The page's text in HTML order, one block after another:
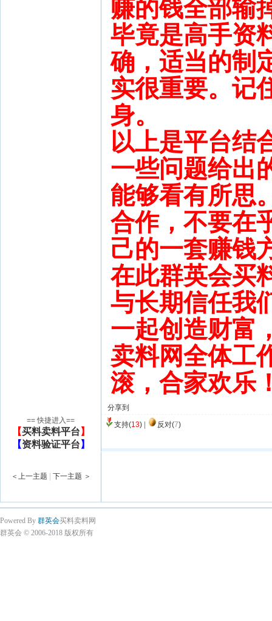
赚的钱全部输
毕竟是高手资
确，适当的制
实很重要。记
身。
以上是平台结
一些问题给出
能够看有所思
合作，不要在
己的一套赚钱
在此群英会买
与长期信任我
一起创造财富
卖料网全体工
滚，合家欢乐
分享到
== 快捷进入==
【买料卖料平台 】
【资料验证平台 】
支持(13) 反对(7)
＜上一主题 下一主题 ＞
Powered By 群英会买料卖料网
群英会 © 2006-2018 版权所有